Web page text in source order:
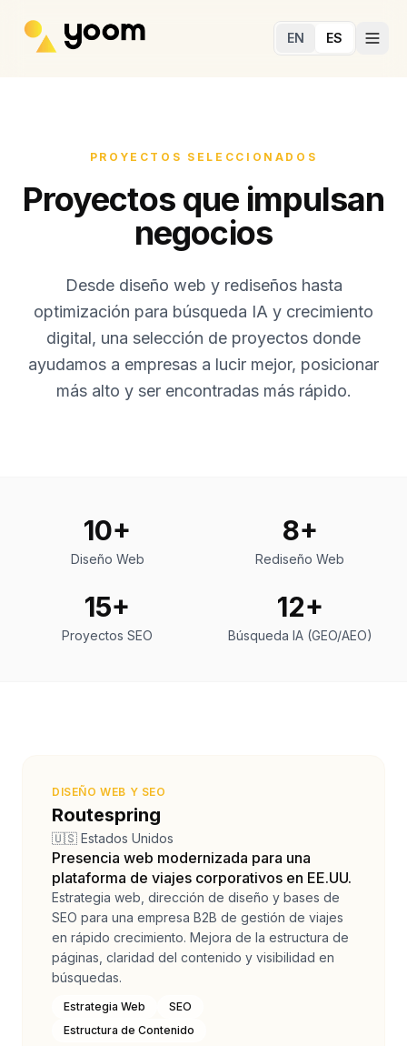
EN ES
PROYECTOS SELECCIONADOS
Proyectos que impulsan
negocios
Desde diseño web y rediseños hasta
optimización para búsqueda IA y crecimiento
digital, una selección de proyectos donde
ayudamos a empresas a lucir mejor, posicionar
más alto y ser encontradas más rápido.
10+
Diseño Web
8+
Rediseño Web
15+
Proyectos SEO
12+
Búsqueda IA (GEO/AEO)
DISEÑO WEB Y SEO
Routespring
🇺🇸 Estados Unidos
Presencia web modernizada para una
plataforma de viajes corporativos en EE.UU.
Estrategia web, dirección de diseño y bases de
SEO para una empresa B2B de gestión de viajes
en rápido crecimiento. Mejora de la estructura de
páginas, claridad del contenido y visibilidad en
búsquedas.
Estrategia Web
SEO
Estructura de Contenido